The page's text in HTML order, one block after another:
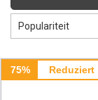
75% Reduziert